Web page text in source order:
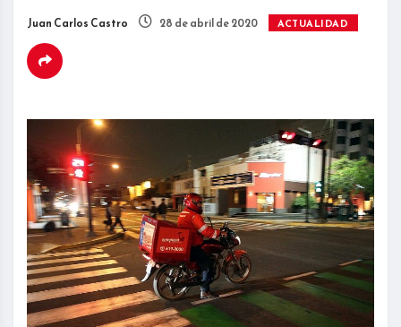
Juan Carlos Castro 28 de abril de 2020 ACTUALIDAD